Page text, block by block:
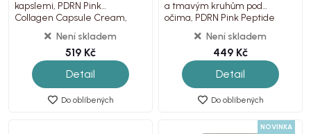
kapslemi, PDRN Pink
Collagen Capsule Cream,
Není skladem
519 Kč
Detail
Do oblíbených
a tmavým kruhům pod
očima, PDRN Pink Peptide
Není skladem
449 Kč
Detail
Do oblíbených
NOVINKA